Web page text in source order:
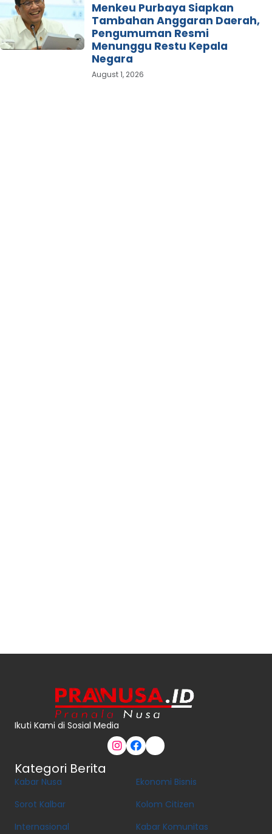
Menkeu Purbaya Siapkan
Tambahan Anggaran Daerah,
Pengumuman Resmi
Menunggu Restu Kepala
Negara
August 1, 2026
Ikuti Kami di Sosial Media
Kategori Berita
Kabar Nusa
Sorot Kalbar
Internasional
Ekonomi Bisnis
Kolom Citizen
Kabar Komunitas